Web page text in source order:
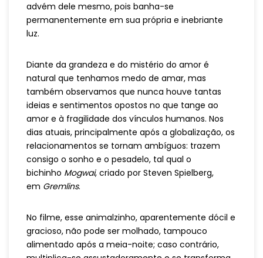
advém dele mesmo, pois banha-se
permanentemente em sua própria e inebriante
luz.
Diante da grandeza e do mistério do amor é
natural que tenhamos medo de amar, mas
também observamos que nunca houve tantas
ideias e sentimentos opostos no que tange ao
amor e à fragilidade dos vínculos humanos. Nos
dias atuais, principalmente após a globalização, os
relacionamentos se tornam ambíguos: trazem
consigo o sonho e o pesadelo, tal qual o
bichinho Mogwai, criado por Steven Spielberg,
em Gremlins.
No filme, esse animalzinho, aparentemente dócil e
gracioso, não pode ser molhado, tampouco
alimentado após a meia-noite; caso contrário,